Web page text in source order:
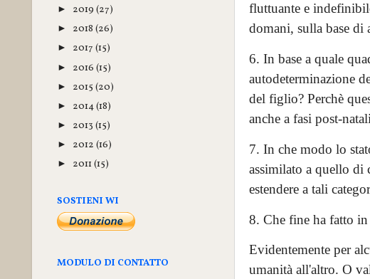
fluttuante e
domani, sulla base di
6. In base a quale
autodeterminazione
del figlio? Perchè
anche a fasi post-
7. In che modo lo
assimilato a quello di
estendere a tali
8. Che fine ha fatto
Evidentemente per
umanità all'altro. O
► 2019 (27)
► 2018 (26)
► 2017 (15)
► 2016 (15)
► 2015 (20)
► 2014(18)
► 2013 (15)
► 2012 (16)
► 2011 (15)
SOSTIENI WI
MODULO DI CONTATTO